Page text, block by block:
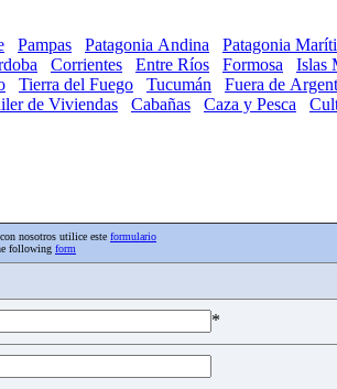
Pampas Patagonia Andina Patagonia
Corrientes Entre Ríos Formosa Islas
Tierra del Fuego Tucumán Fuera de
de Viviendas Cabañas Caza y Pesca
nosotros utilice este formulario
following form
*